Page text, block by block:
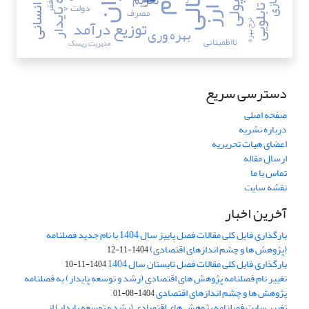
توزیع درآمدبهره وری
دولت مصرف
نااطمینانی نرخ بهره
مدیریت ریسک
دسترسی سریع
صفحه اصلی
درباره نشریه
اعضای هیات تحریریه
ارسال مقاله
تماس با ما
نقشه سایت
آخرین اخبار
بارگذاری فایل کلی مقالات فصل پاییز سال 1404 با نام جدید فصلنامه
(پژوهش ها و چشم اندازهای اقتصادی)1404-11-12
بارگذاری فایل کلی مقالات فصل تابستان سال 1404 1404-11-10
تغییر نام فصلنامه پژوهش های اقتصادی (رشد و توسعه پایدار) به فصلنامه
پژوهش ها و چشم اندازهای اقتصادی1404-08-01